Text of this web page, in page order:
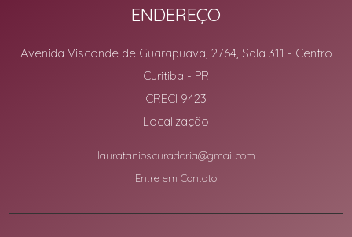
ENDEREÇO
Avenida Visconde de Guarapuava, 2764, Sala 311 - Centro
Curitiba - PR
CRECI 9423
Localização
lauratanios.curadoria@gmail.com
Entre em Contato